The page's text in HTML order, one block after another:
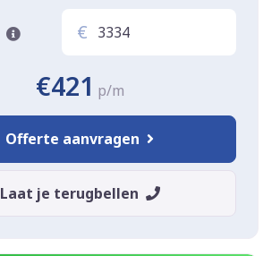
€
€421 p/m
Offerte aanvragen
Laat je terugbellen